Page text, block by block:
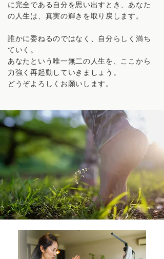
に完全である自分を思い出すとき、あなた
の人生は、真実の輝きを取り戻します。
誰かに委ねるのではなく、自分らしく満ち
ていく。
あなたという唯一無二の人生を、ここから
力強く再起動していきましょう。
どうぞよろしくお願いします。